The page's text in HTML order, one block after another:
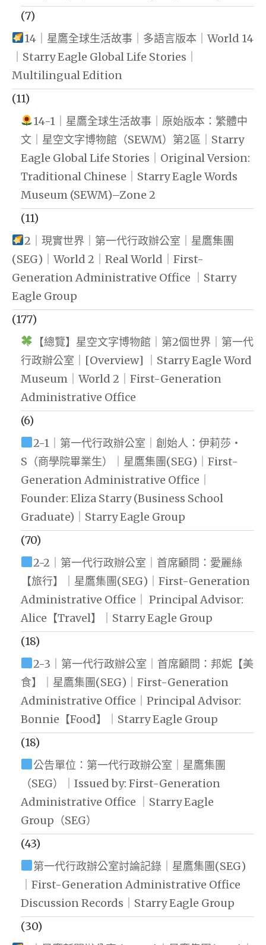
(7)
14｜星鷹全球生活故事｜多語言版本｜World 14
｜Starry Eagle Global Life Stories｜
Multilingual Edition
(11)
14-1｜星鷹全球生活故事｜原始版本：繁體中
文｜星空文字博物館（SEWM）第2區｜Starry
Eagle Global Life Stories｜Original Version:
Traditional Chinese｜Starry Eagle Words
Museum (SEWM)–Zone 2
(11)
2｜現實世界｜第一代行政辦公室｜星鷹集團
(SEG)｜World 2｜Real World｜First-
Generation Administrative Office ｜Starry
Eagle Group
(177)
【總覽】星空文字博物館｜第2個世界｜第一代
行政辦公室｜[Overview] ｜Starry Eagle Word
Museum｜World 2｜First-Generation
Administrative Office
(6)
2-1｜第一代行政辦公室｜創始人：伊莉莎・
S（商學院畢業生）｜星鷹集團(SEG)｜First-
Generation Administrative Office｜
Founder: Eliza Starry (Business School
Graduate)｜Starry Eagle Group
(70)
2-2｜第一代行政辦公室｜首席顧問：愛麗絲
【旅行】｜星鷹集團(SEG)｜First-Generation
Administrative Office｜ Principal Advisor:
Alice【Travel】｜Starry Eagle Group
(18)
2-3｜第一代行政辦公室｜首席顧問：邦妮【美
食】｜星鷹集團(SEG)｜First-Generation
Administrative Office｜Principal Advisor:
Bonnie【Food】｜Starry Eagle Group
(18)
公告單位：第一代行政辦公室｜星鷹集團
（SEG）｜Issued by: First-Generation
Administrative Office ｜Starry Eagle
Group（SEG）
(43)
第一代行政辦公室討論記錄｜星鷹集團(SEG)
｜First-Generation Administrative Office
Discussion Records｜Starry Eagle Group
(30)